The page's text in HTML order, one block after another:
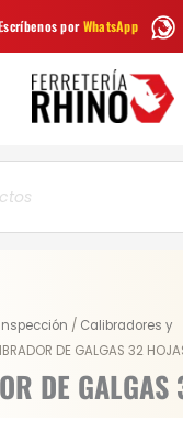
WhatsApp Envío
/ Calibradores y
DE GALGAS 32
DE GALGAS